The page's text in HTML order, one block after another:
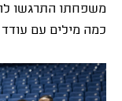
משפחתו התרגשו
כמה מילים עם עודד